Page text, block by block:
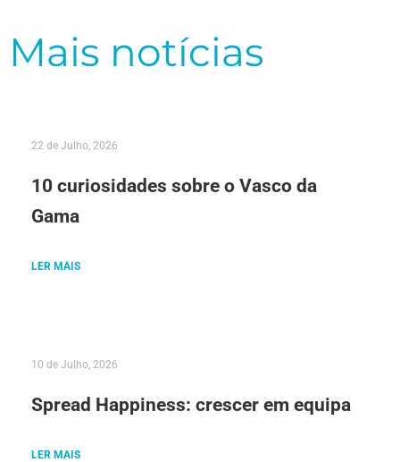
Mais notícias
22 de Julho, 2026
10 curiosidades sobre o Vasco da
Gama
LER MAIS
10 de Julho, 2026
Spread Happiness: crescer em equipa
LER MAIS